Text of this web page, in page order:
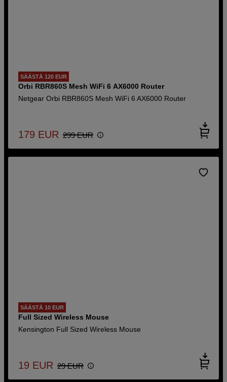
SÄÄSTÄ 120 EUR
Orbi RBR860S Mesh WiFi 6 AX6000 Router
Netgear Orbi RBR860S Mesh WiFi 6 AX6000 Router
179 EUR 299 EUR
SÄÄSTÄ 10 EUR
Full Sized Wireless Mouse
Kensington Full Sized Wireless Mouse
19 EUR 29 EUR